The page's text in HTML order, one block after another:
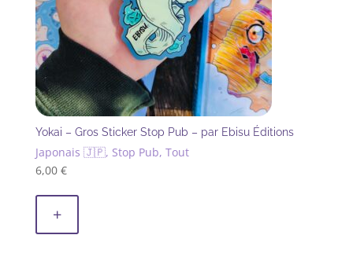
Yokai – Gros Sticker Stop Pub – par Ebisu Éditions
Japonais 🇯🇵, Stop Pub, Tout
6,00 €
+